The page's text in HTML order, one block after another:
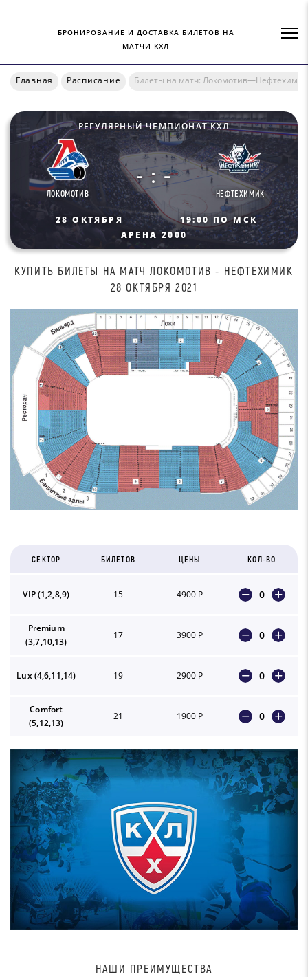
БРОНИРОВАНИЕ И ДОСТАВКА БИЛЕТОВ НА
МАТЧИ КХЛ
Главная Расписание Билеты на матч: Локомотив—Нефтехимик
РЕГУЛЯРНЫЙ ЧЕМПИОНАТ КХЛ
ЛОКОМОТИВ
- : -
НЕФТЕХИМИК
28 ОКТЯБРЯ
19:00 ПО МСК
АРЕНА 2000
КУПИТЬ БИЛEТЫ НА МАТЧ ЛOКOМOТИВ - НЕФТЕХИМИК
28 ОКТЯБРЯ 2021
СЕКТОР БИЛЕТОВ ЦЕНЫ КОЛ-ВО
VIP (1,2,8,9) 15 4900 Р 0
Premium
(3,7,10,13)
17 3900 Р 0
Lux (4,6,11,14) 19 2900 Р 0
Comfort
(5,12,13)
21 1900 Р 0
НАШИ ПРЕИМУЩЕСТВА